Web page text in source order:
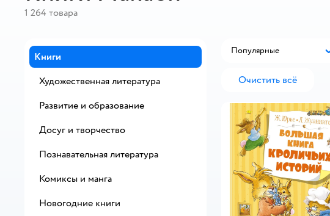
1 264 товара
Популярные
Очистить всё
Книги
Художественная литература
Развитие и образование
Досуг и творчество
Познавательная литература
Комиксы и манга
Новогодние книги